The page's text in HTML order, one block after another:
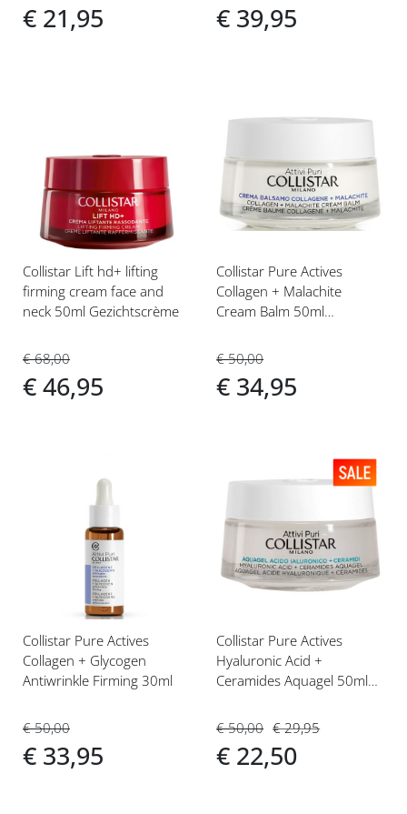
€ 21,95 € 39,95
aan
verlanglijst
Collistar Lift hd+ lifting
firming cream face and
neck 50ml Gezichtscrème
€ 68,00
€ 46,95
Voeg
aan
verlanglijst
Collistar Pure Actives
Collagen + Malachite
Cream Balm 50ml
€ 50,00
€ 34,95
verlanglijst
Collistar Pure Actives
Collagen + Glycogen
Antiwrinkle Firming 30ml
€ 50,00
€ 33,95
aan
verlanglijst
Collistar Pure Actives
Hyaluronic Acid +
Ceramides Aquagel 50ml
€ 50,00
€ 22,50
€ 29,95